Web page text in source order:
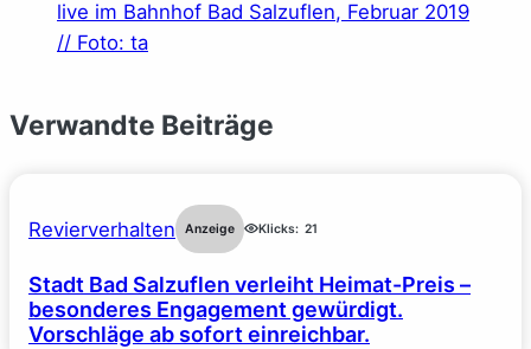
Verwandte Beiträge
Revierverhalten Anzeige Klicks: 21
Stadt Bad Salzuflen verleiht Heimat-Preis –
besonderes Engagement gewürdigt.
Vorschläge ab sofort einreichbar.